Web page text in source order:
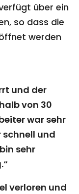
über ein
so dass die
werden
und der
von 30
war sehr
und
sehr
verloren und